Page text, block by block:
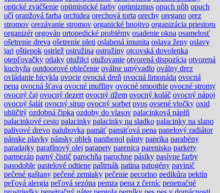
optické zväčšenie optimistické farby optimizmus opuch nôh opuch
očí oranžová farba orchidea orechová torta orechy oregano orez
stromov orezávanie stromov organické hnojivo organizácia priestoru
organizér orgován ortopedické problémy osadenie okna osamelosť
ošetrenie dreva ošetrenie pleti oslabená imunita oslava ženy oslavy
jari oštiepok ostriež ostružina ostružiny otcovská dovolenka
otepľovačky otlaky otužilci otužovanie otvorená dispozícia otvorená
kuchyňa outdoorové oblečenie oválne umývadlo oválny drez
ovládanie bicykla ovocie ovocná dreň ovocná limonáda ovocná
pena ovocná šťava ovocné muffiny ovocné smoothie ovocné stromy
ovocný čaj ovocný dezert ovocný džem ovocný koláč ovocný nápoj
ovocný šalát ovocný sirup ovocný sorbet ovos ovsené vločky oxid
uhličitý ozdobná čipka ozdoby do vlasov palacinková náplň
palacinkové cesto palacinky palacinky na sladko palacinky na slano
palivové drevo palubovka pamäť pamäťová pena panelový radiátor
pánske plavky pánsky oblek panthenol pánty paprika parabény
paradajky parafínový olej parapety parenica parenisko parkety
parmezán parný čistič parochňa parochne pásiky pasívne farby
pasodoble pastelové odtiene paštrnák patina patogény pavinič
pečené gaštany pečené zemiaky pečenie pecorino pedikúra pektín
peľová alergia peľová sezóna pemza pena z černíc penetračné